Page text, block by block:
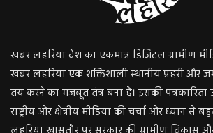
खबर लहरिया देश का एकमात्र डिजिटल ग्रामीण
खबर लहरिया एक शक्तिशाली स्थानीय प्रहरी और
तय करने का मजबूत तंत्र बना है। इसकी पत्रकारिता
राष्ट्रीय और क्षेत्रीय मीडिया की चर्चा और ध्यान से